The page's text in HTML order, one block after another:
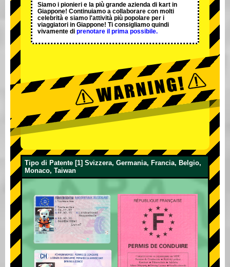
Siamo i pionieri e la più grande azienda di kart in
Giappone! Continuiamo a collaborare con molti
celebrità e siamo l'attività più popolare per i
viaggiatori in Giappone! Ti consigliamo quindi
vivamente di prenotare il prima possibile.
Tipo di Patente [1] Svizzera, Germania, Francia, Belgio,
Monaco, Taiwan